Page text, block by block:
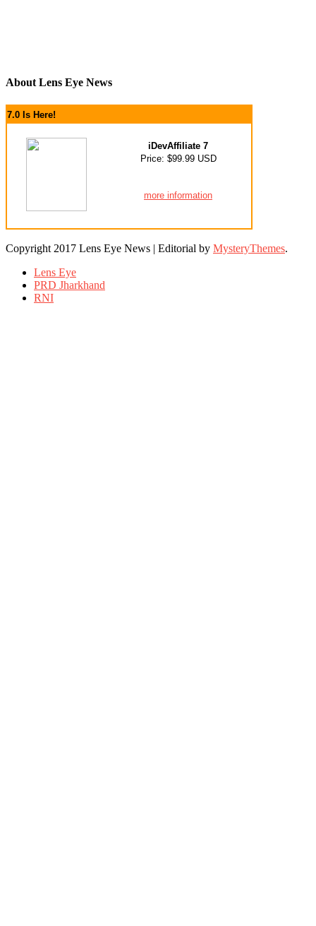
About Lens Eye News
7.0 Is Here!
iDevAffiliate 7
Price: $99.99 USD
more information
Copyright 2017 Lens Eye News | Editorial by MysteryThemes.
Lens Eye
PRD Jharkhand
RNI